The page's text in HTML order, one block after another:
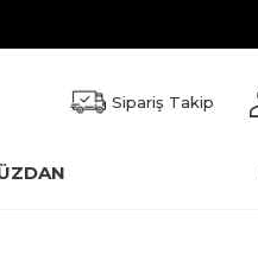
Sipariş Takip